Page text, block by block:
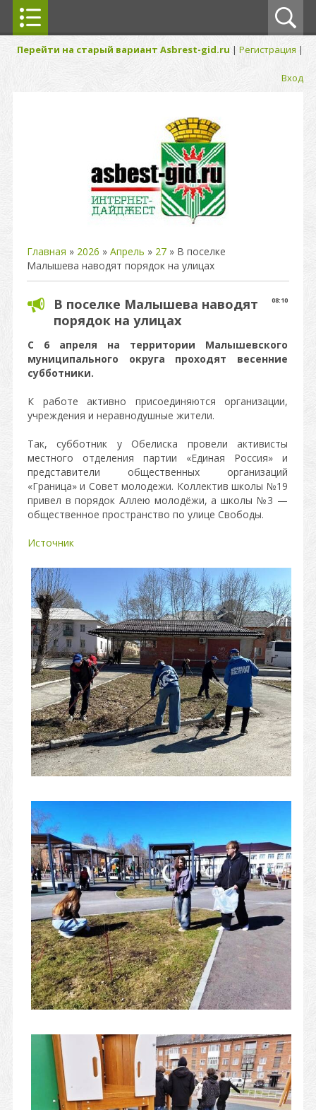
Перейти на старый вариант Asbrest-gid.ru | Регистрация |
Вход
Главная » 2026 » Апрель » 27 » В поселке
Малышева наводят порядок на улицах
08:10
В поселке Малышева наводят
порядок на улицах
С 6 апреля на территории Малышевского
муниципального округа проходят весенние
субботники.
К работе активно присоединяются организации,
учреждения и неравнодушные жители.
Так, субботник у Обелиска провели активисты
местного отделения партии «Единая Россия» и
представители общественных организаций
«Граница» и Совет молодежи. Коллектив школы №19
привел в порядок Аллею молодёжи, а школы №3 —
общественное пространство по улице Свободы.
Источник